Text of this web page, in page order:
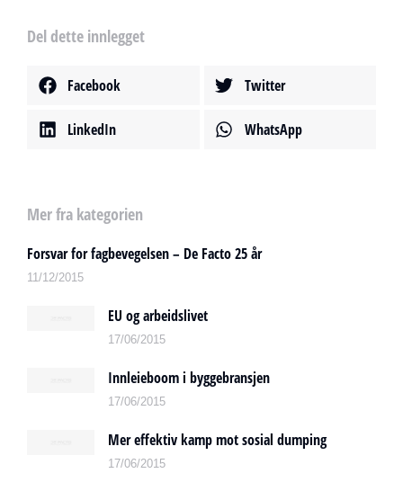
Del dette innlegget
Facebook Twitter
LinkedIn WhatsApp
Mer fra kategorien
Forsvar for fagbevegelsen – De Facto 25 år
11/12/2015
EU og arbeidslivet
17/06/2015
Innleieboom i byggebransjen
17/06/2015
Mer effektiv kamp mot sosial dumping
17/06/2015